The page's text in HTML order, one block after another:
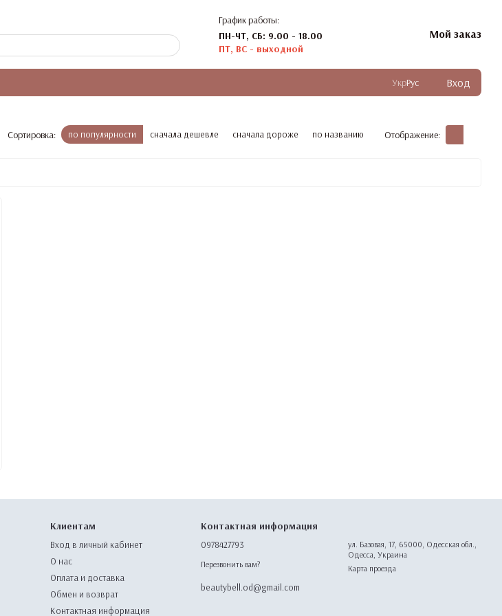
График работы:
ПН-ЧТ, СБ: 9.00 - 18.00
ПТ, ВС - выходной
Мой заказ
УкрРус Вход
Сортировка: по популярности сначала дешевле сначала дороже по названию Отображение:
Клиентам
Вход в личный кабинет
О нас
Оплата и доставка
Обмен и возврат
Контактная информация
Контактная информация
0978427793
Перезвонить вам?
beautybell.od@gmail.com
ул. Базовая, 17, 65000, Одесская обл.,
Одесса, Украина
Карта проезда